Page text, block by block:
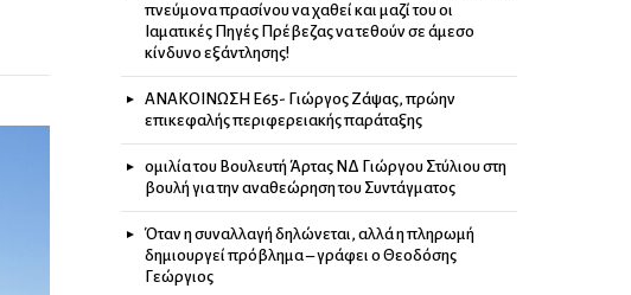
πνεύμονα πρασίνου να χαθεί και μαζί του οι
Ιαματικές Πηγές Πρέβεζας να τεθούν σε άμεσο
κίνδυνο εξάντλησης!
ΑΝΑΚΟΙΝΩΣΗ Ε65- Γιώργος Ζάψας, πρώην
επικεφαλής περιφερειακής παράταξης
ομιλία του Βουλευτή Άρτας ΝΔ Γιώργου Στύλιου στη
βουλή για την αναθεώρηση του Συντάγματος
Όταν η συναλλαγή δηλώνεται, αλλά η πληρωμή
δημιουργεί πρόβλημα – γράφει ο Θεοδόσης
Γεώργιος